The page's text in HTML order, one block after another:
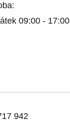
09:00 - 17:00
942